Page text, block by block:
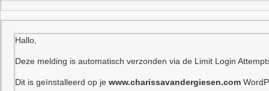
Hallo,
Deze melding is automatisch verzonden via de Limit Login
Dit is geïnstalleerd op je www.charissavandergiesen.com